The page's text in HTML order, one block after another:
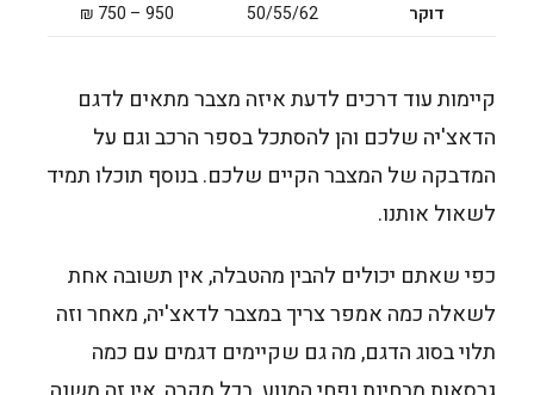
דוקר
50/55/62
950 – 750 ₪
קיימות עוד דרכים לדעת איזה מצבר מתאים לדגם
הדאצ'יה שלכם והן להסתכל בספר הרכב וגם על
המדבקה של המצבר הקיים שלכם. בנוסף תוכלו תמיד
לשאול אותנו.
כפי שאתם יכולים להבין מהטבלה, אין תשובה אחת
לשאלה כמה אמפר צריך במצבר לדאצ'יה, מאחר וזה
תלוי בסוג הדגם, מה גם שקיימים דגמים עם כמה